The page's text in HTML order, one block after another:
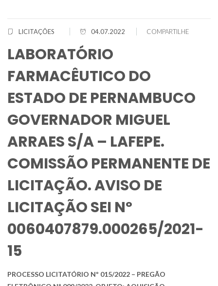
LICITAÇÕES 04.07.2022 COMPARTILHE
LABORATÓRIO
FARMACÊUTICO DO
ESTADO DE PERNAMBUCO
GOVERNADOR MIGUEL
ARRAES S/A – LAFEPE.
COMISSÃO PERMANENTE DE
LICITAÇÃO. AVISO DE
LICITAÇÃO SEI Nº
0060407879.000265/2021-
15
PROCESSO LICITATÓRIO Nº 015/2022 – PREGÃO